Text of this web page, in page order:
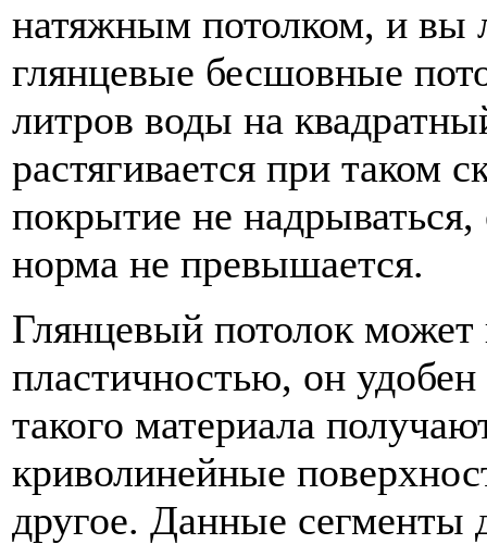
натяжным потолком, и вы
глянцевые бесшовные
литров воды на
растягивается при таком
покрытие не
норма не превышается.
Глянцевый потолок может
пластичностью, он
такого материала
криволинейные
другое. Данные сегменты